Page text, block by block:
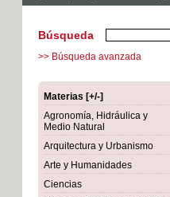
Búsqueda
>> Búsqueda avanzada
Materias [+/-]
Agronomía, Hidráulica y
Medio Natural
Arquitectura y Urbanismo
Arte y Humanidades
Ciencias